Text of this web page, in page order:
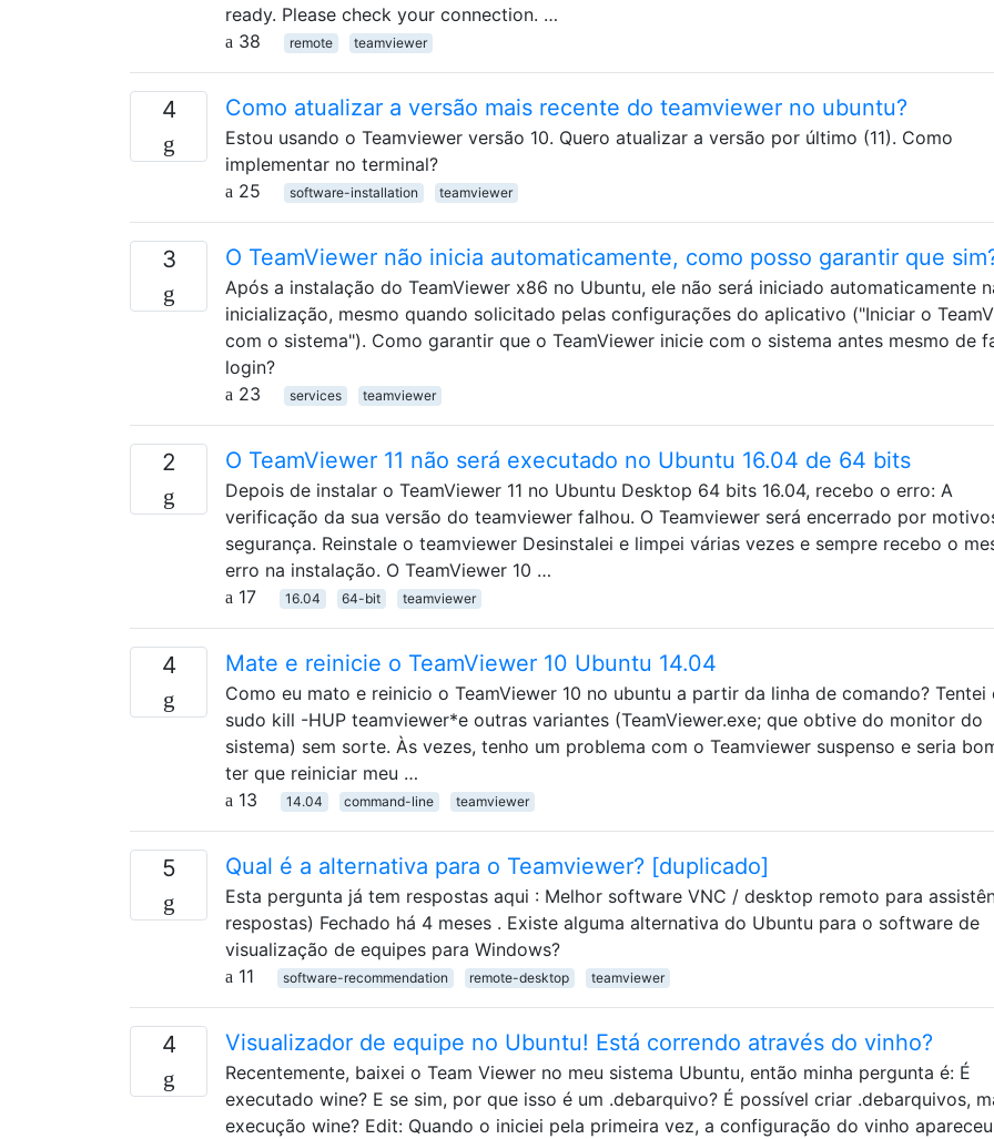
ready. Please check your connection. …
38
remote teamviewer
4 Como atualizar a versão mais recente do teamviewer no ubuntu?
Estou usando o Teamviewer versão 10. Quero atualizar a versão por último (11). Como
implementar no terminal?
25
software-installation teamviewer
3 O TeamViewer não inicia automaticamente, como posso garantir que
Após a instalação do TeamViewer x86 no Ubuntu, ele não será iniciado automaticamente
inicialização, mesmo quando solicitado pelas configurações do aplicativo ("Iniciar o
com o sistema"). Como garantir que o TeamViewer inicie com o sistema antes mesmo de
login?
23
services teamviewer
2 O TeamViewer 11 não será executado no Ubuntu 16.04 de 64 bits
Depois de instalar o TeamViewer 11 no Ubuntu Desktop 64 bits 16.04, recebo o erro: A
verificação da sua versão do teamviewer falhou. O Teamviewer será encerrado por
segurança. Reinstale o teamviewer Desinstalei e limpei várias vezes e sempre recebo o
erro na instalação. O TeamViewer 10 …
17
16.04 64-bit teamviewer
4 Mate e reinicie o TeamViewer 10 Ubuntu 14.04
Como eu mato e reinicio o TeamViewer 10 no ubuntu a partir da linha de comando? Tentei
sudo kill -HUP teamviewer*e outras variantes (TeamViewer.exe; que obtive do monitor do
sistema) sem sorte. Às vezes, tenho um problema com o Teamviewer suspenso e seria
ter que reiniciar meu …
13
14.04 command-line teamviewer
5 Qual é a alternativa para o Teamviewer? [duplicado]
Esta pergunta já tem respostas aqui : Melhor software VNC / desktop remoto para
respostas) Fechado há 4 meses . Existe alguma alternativa do Ubuntu para o software de
visualização de equipes para Windows?
11
software-recommendation remote-desktop teamviewer
4 Visualizador de equipe no Ubuntu! Está correndo através do vinho?
Recentemente, baixei o Team Viewer no meu sistema Ubuntu, então minha pergunta é: É
executado wine? E se sim, por que isso é um .debarquivo? É possível criar .debarquivos,
execução wine? Edit: Quando o iniciei pela primeira vez, a configuração do vinho